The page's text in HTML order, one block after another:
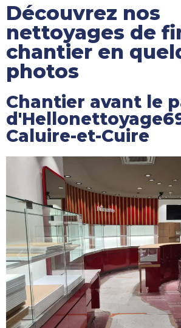
Découvrez nos
nettoyages de
chantier en
photos
Chantier avant le
Caluire-et-Cuire